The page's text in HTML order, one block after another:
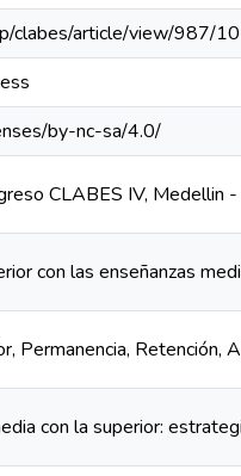
clabes/article/view/987/
by-nc-sa/4.0/
CLABES IV, Medellin -
con las enseñanzas
Permanencia, Retención,
con la superior: